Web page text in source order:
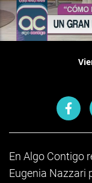
En Algo Contigo
Eugenia Nazzari